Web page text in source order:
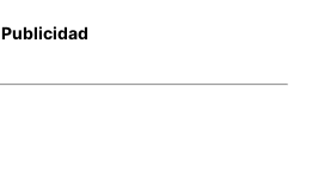
Publicidad